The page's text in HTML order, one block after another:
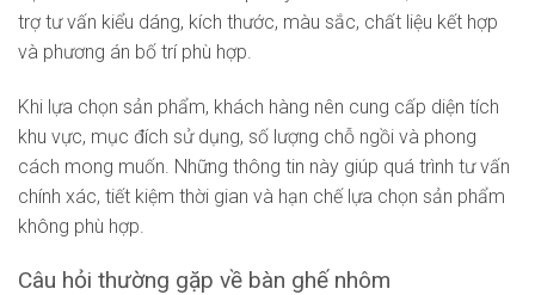
trợ tư vấn kiểu dáng, kích thước, màu sắc, chất liệu kết hợp
và phương án bố trí phù hợp.
Khi lựa chọn sản phẩm, khách hàng nên cung cấp diện tích
khu vực, mục đích sử dụng, số lượng chỗ ngồi và phong
cách mong muốn. Những thông tin này giúp quá trình tư vấn
chính xác, tiết kiệm thời gian và hạn chế lựa chọn sản phẩm
không phù hợp.
Câu hỏi thường gặp về bàn ghế nhôm